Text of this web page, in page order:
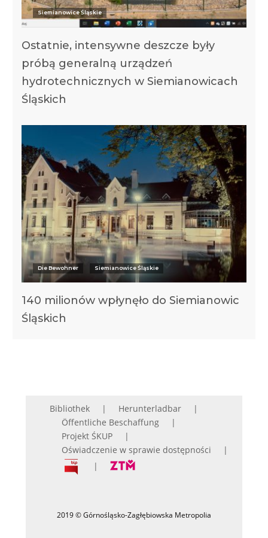
Siemianowice Śląskie
Ostatnie, intensywne deszcze były
próbą generalną urządzeń
hydrotechnicznych w Siemianowicach
Śląskich
Die Bewohner Siemianowice Śląskie
140 milionów wpłynęło do Siemianowic
Śląskich
Bibliothek
Herunterladbar
Öffentliche Beschaffung
Projekt ŚKUP
Oświadczenie w sprawie dostępności
2019 © Górnośląsko-Zagłębiowska Metropolia